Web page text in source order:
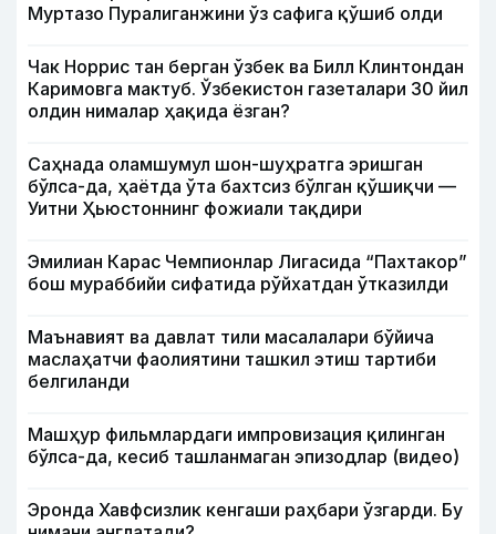
Муртазо Пуралиганжини ўз сафига қўшиб олди
Чак Норрис тан берган ўзбек ва Билл Клинтондан
Каримовга мактуб. Ўзбекистон газеталари 30 йил
олдин нималар ҳақида ёзган?
Саҳнада оламшумул шон-шуҳратга эришган
бўлса-да, ҳаётда ўта бахтсиз бўлган қўшиқчи —
Уитни Ҳьюстоннинг фожиали тақдири
Эмилиан Карас Чемпионлар Лигасида “Пахтакор”
бош мураббийи сифатида рўйхатдан ўтказилди
Маънавият ва давлат тили масалалари бўйича
маслаҳатчи фаолиятини ташкил этиш тартиби
белгиланди
Машҳур фильмлардаги импровизация қилинган
бўлса-да, кесиб ташланмаган эпизодлар (видео)
Эронда Хавфсизлик кенгаши раҳбари ўзгарди. Бу